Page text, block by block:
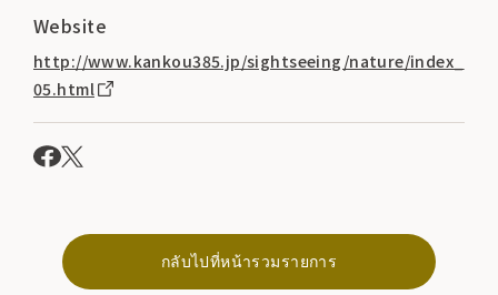
Website
http://www.kankou385.jp/sightseeing/nature/index_
05.html
กลับไปที่หน้ารวมรายการ